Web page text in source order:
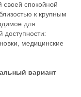
своей спокойной
к крупным
для
доступности:
медицинские
вариант